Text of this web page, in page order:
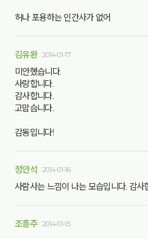
허나 포용하는 인간사가 없어
김유완 2014-01-17
미안했습니다.
사랑합니다.
감사합니다.
고맙습니다.
감동입니다!
정안석 2014-01-16
사람사는 느낌이 나는 모습입니다. 감사
조흥주 2014-01-15